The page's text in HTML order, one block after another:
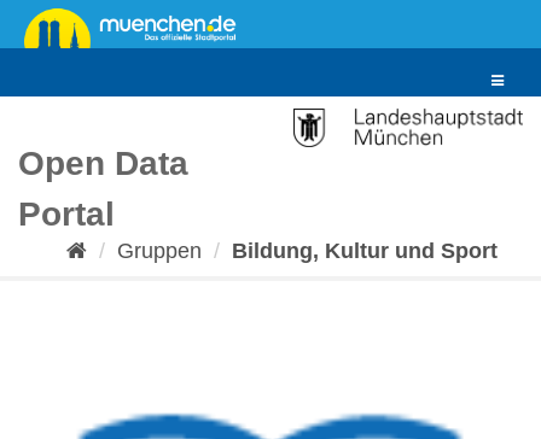
Überspringen
zum
Toggle
Open Data
Portal
Gruppen Bildung, Kultur und Sport